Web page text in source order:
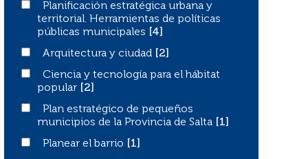
Planificación estratégica urbana y territorial.
Planificación estratégica urbana y
territorial. Herramientas de políticas
públicas municipales
[4]
Arquitectura y ciudad
Arquitectura y ciudad
[2]
Ciencia y tecnología para el hábitat popular
Ciencia y tecnología para el hábitat
popular
[2]
Plan estratégico de pequeños municipios de la Provincia
Plan estratégico de pequeños
municipios de la Provincia de Salta
[1]
Planear el barrio
Planear el barrio
[1]